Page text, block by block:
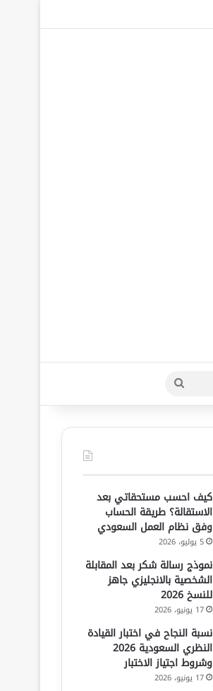
بحث
عن
كيف احسب مستحقاتي بعد
الاستقالة؟ طريقة الحساب
وفق نظام العمل السعودي
5 يوليو، 2026
نموذج رسالة شكر بعد المقابلة
الشخصية بالانجليزي جاهز
للنسخ 2026
17 يونيو، 2026
نسبة النجاح في اختبار القيادة
النظري السعودية 2026
وشروط اجتياز الاختبار
17 يونيو، 2026